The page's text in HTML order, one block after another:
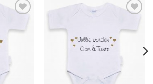
aan
aan
verlanglijst